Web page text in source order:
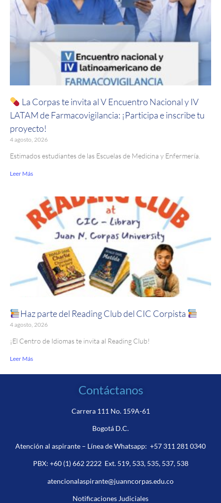
La Corpas te invita al V Encuentro Nacional y IV
LATAM de Farmacovigilancia: ¡Participa e inscribe tu
proyecto!
4 agosto, 2026
Estimados estudiantes de las Escuelas de Medicina y Enfermería.
Leer Más
Haz parte del Reading Club del CIC Corpista
4 agosto, 2026
¡El Centro de Idiomas te invita al Reading Club!
Leer Más
Contáctanos
Carrera 111 No. 159A-61
Bogotá D.C.
Atención al aspirante – Línea de Whatsapp: +57 311 281 0340
PBX: +60 (1) 662 2222Ext. 519, 533, 535, 537, 538
atencionalaspirante@juanncorpas.edu.co
Notificaciones Judiciales